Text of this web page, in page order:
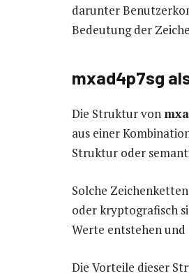
darunter
Bedeutung der
mxad4p7sg
Die Struktur von
aus einer
Struktur oder
Solche
oder kryptografisch
Werte entstehen
Die Vorteile dieser